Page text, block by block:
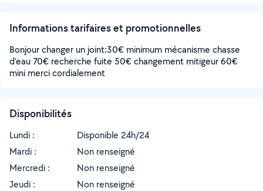
Informations tarifaires et promotionnelles
Bonjour changer un joint:30€ minimum mécanisme chasse
d’eau 70€ recherche fuite 50€ changement mitigeur 60€
mini merci cordialement
Disponibilités
Lundi :
Disponible 24h/24
Mardi :
Non renseigné
Mercredi :
Non renseigné
Jeudi :
Non renseigné